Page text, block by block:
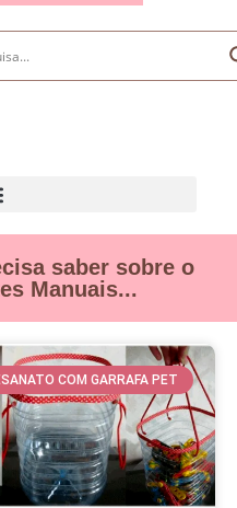
saber sobre o
Manuais...
COM GARRAFA PET